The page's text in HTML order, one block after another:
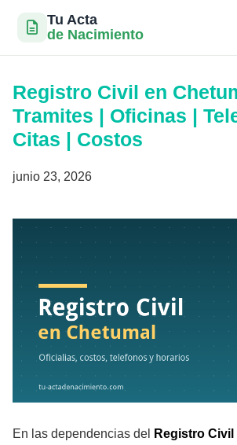
Tu Acta
de Nacimiento
contenido
Registro Civil en
Tramites | Oficinas |
Citas | Costos
junio 23, 2026
En las dependencias del Registro Civil